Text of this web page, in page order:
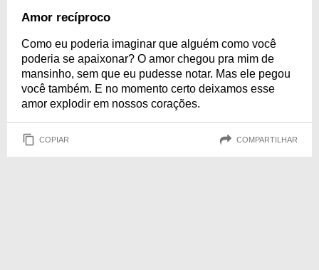
Amor recíproco
Como eu poderia imaginar que alguém como você
poderia se apaixonar? O amor chegou pra mim de
mansinho, sem que eu pudesse notar. Mas ele pegou
você também. E no momento certo deixamos esse
amor explodir em nossos corações.
COPIAR COMPARTILHAR